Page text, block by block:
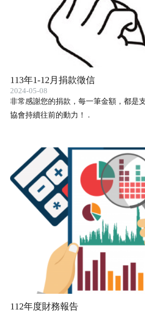
113年1-12月捐款徵信
2024-05-08
非常感謝您的捐款，每一筆金額，都是
協會持續往前的動力！ .
112年度財務報告